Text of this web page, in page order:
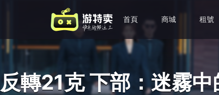
首頁 商城 租號
反轉21克 下部：迷霧